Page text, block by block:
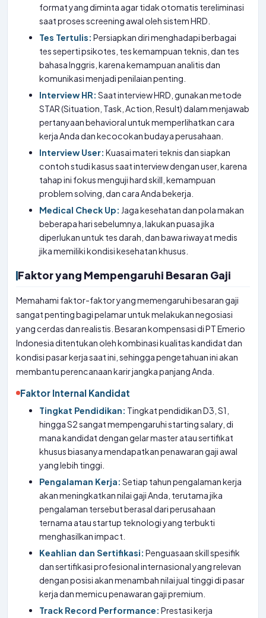
format yang diminta agar tidak otomatis tereliminasi
saat proses screening awal oleh sistem HRD.
Tes Tertulis: Persiapkan diri menghadapi berbagai
tes seperti psikotes, tes kemampuan teknis, dan tes
bahasa Inggris, karena kemampuan analitis dan
komunikasi menjadi penilaian penting.
Interview HR: Saat interview HRD, gunakan metode
STAR (Situation, Task, Action, Result) dalam menjawab
pertanyaan behavioral untuk memperlihatkan cara
kerja Anda dan kecocokan budaya perusahaan.
Interview User: Kuasai materi teknis dan siapkan
contoh studi kasus saat interview dengan user, karena
tahap ini fokus menguji hard skill, kemampuan
problem solving, dan cara Anda bekerja.
Medical Check Up: Jaga kesehatan dan pola makan
beberapa hari sebelumnya, lakukan puasa jika
diperlukan untuk tes darah, dan bawa riwayat medis
jika memiliki kondisi kesehatan khusus.
Faktor yang Mempengaruhi Besaran Gaji
Memahami faktor-faktor yang memengaruhi besaran gaji
sangat penting bagi pelamar untuk melakukan negosiasi
yang cerdas dan realistis. Besaran kompensasi di PT Emerio
Indonesia ditentukan oleh kombinasi kualitas kandidat dan
kondisi pasar kerja saat ini, sehingga pengetahuan ini akan
membantu perencanaan karir jangka panjang Anda.
Faktor Internal Kandidat
Tingkat Pendidikan: Tingkat pendidikan D3, S1,
hingga S2 sangat mempengaruhi starting salary, di
mana kandidat dengan gelar master atau sertifikat
khusus biasanya mendapatkan penawaran gaji awal
yang lebih tinggi.
Pengalaman Kerja: Setiap tahun pengalaman kerja
akan meningkatkan nilai gaji Anda, terutama jika
pengalaman tersebut berasal dari perusahaan
ternama atau startup teknologi yang terbukti
menghasilkan impact.
Keahlian dan Sertifikasi: Penguasaan skill spesifik
dan sertifikasi profesional internasional yang relevan
dengan posisi akan menambah nilai jual tinggi di pasar
kerja dan memicu penawaran gaji premium.
Track Record Performance: Prestasi kerja